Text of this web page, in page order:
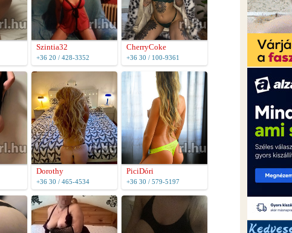
Szintia32
+36 20 / 428-3352
CherryCoke
+36 30 / 100-9361
Dorothy
+36 30 / 465-4534
PiciDóri
+36 30 / 579-5197